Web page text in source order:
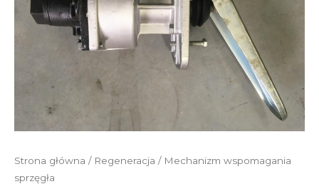
Strona główna / Regeneracja / Mechanizm wspomagania
sprzęgła